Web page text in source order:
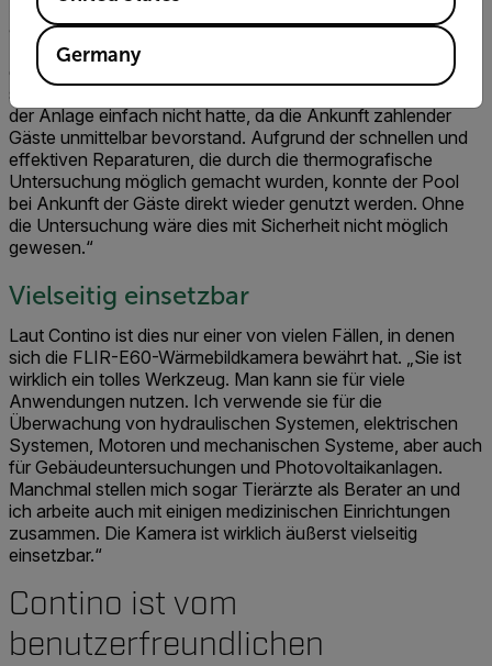
Alternative wäre gewesen, den Rand des Pools
aufzubrechen. Dadurch wäre für die Bewohner der
Ferienwohnung eine Nutzung lange Zeit nicht möglich
gewesen. Dies hätte viel Geld gekostet, und noch wichtiger,
sehr viel Zeit in Anspruch genommen. Zeit, die der Verwalter
der Anlage einfach nicht hatte, da die Ankunft zahlender
Gäste unmittelbar bevorstand. Aufgrund der schnellen und
effektiven Reparaturen, die durch die thermografische
Untersuchung möglich gemacht wurden, konnte der Pool
bei Ankunft der Gäste direkt wieder genutzt werden. Ohne
die Untersuchung wäre dies mit Sicherheit nicht möglich
gewesen.“
Vielseitig einsetzbar
Laut Contino ist dies nur einer von vielen Fällen, in denen
sich die FLIR-E60-Wärmebildkamera bewährt hat. „Sie ist
wirklich ein tolles Werkzeug. Man kann sie für viele
Anwendungen nutzen. Ich verwende sie für die
Überwachung von hydraulischen Systemen, elektrischen
Systemen, Motoren und mechanischen Systeme, aber auch
für Gebäudeuntersuchungen und Photovoltaikanlagen.
Manchmal stellen mich sogar Tierärzte als Berater an und
ich arbeite auch mit einigen medizinischen Einrichtungen
zusammen. Die Kamera ist wirklich äußerst vielseitig
einsetzbar.“
Contino ist vom
benutzerfreundlichen
Germany